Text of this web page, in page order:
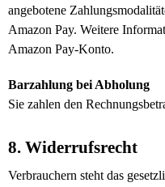
angebotene
Amazon Pay. Weitere
Amazon Pay-Konto.
Barzahlung bei Abholung
Sie zahlen den
8. Widerrufsrecht
Verbrauchern steht das